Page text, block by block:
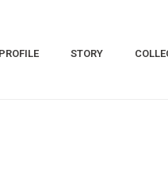
PROFILE STORY